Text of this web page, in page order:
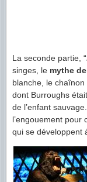
La seconde partie, “
singes, le mythe
blanche, le
dont Burroughs
de l’enfant
l’engouement pour
qui se développent